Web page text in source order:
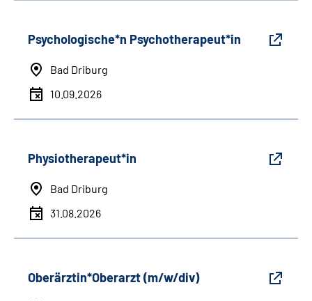
Psychologische*n Psychotherapeut*in
Bad Driburg
10.09.2026
Physiotherapeut*in
Bad Driburg
31.08.2026
Oberärztin*Oberarzt (m/w/div)